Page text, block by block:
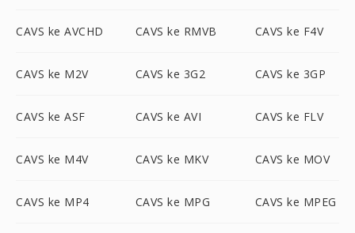
CAVS ke AVCHD CAVS ke RMVB CAVS ke F4V
CAVS ke M2V CAVS ke 3G2 CAVS ke 3GP
CAVS ke ASF CAVS ke AVI CAVS ke FLV
CAVS ke M4V CAVS ke MKV CAVS ke MOV
CAVS ke MP4 CAVS ke MPG CAVS ke MPEG